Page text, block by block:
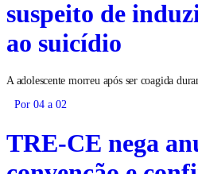
suspeito de
ao suicídio
A adolescente morreu após ser coagida
Por 04 a 02
TRE-CE nega